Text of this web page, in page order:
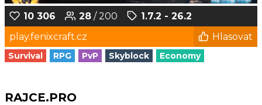
10 306 28 / 200
1.7.2 - 26.2
play.fenixcraft.cz
Hlasovat
Survival RPG PvP Skyblock Economy
RAJCE.PRO